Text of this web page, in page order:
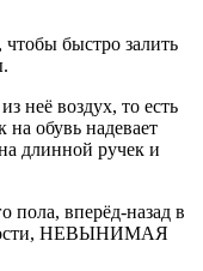
чтобы быстро залить
неё воздух, то есть
на обувь надевает
длинной ручек и
пола, вперёд-назад в
НЕВЫНИМАЯ